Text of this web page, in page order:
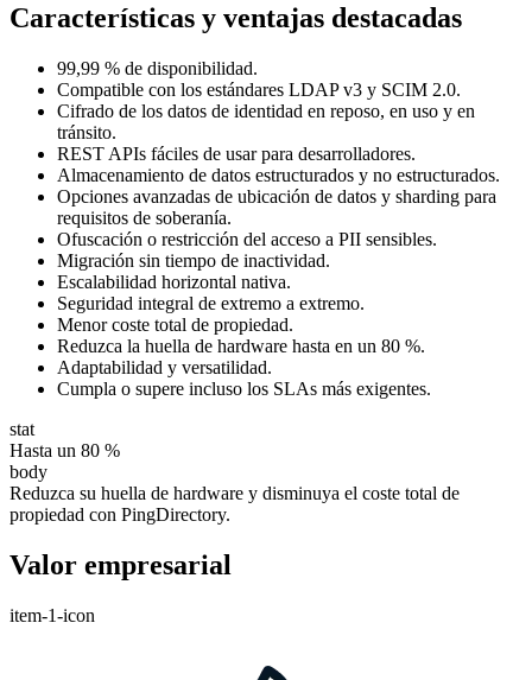
Características y ventajas destacadas
99,99 % de disponibilidad.
Compatible con los estándares LDAP v3 y SCIM 2.0.
Cifrado de los datos de identidad en reposo, en uso y en
tránsito.
REST APIs fáciles de usar para desarrolladores.
Almacenamiento de datos estructurados y no estructurados.
Opciones avanzadas de ubicación de datos y sharding para
requisitos de soberanía.
Ofuscación o restricción del acceso a PII sensibles.
Migración sin tiempo de inactividad.
Escalabilidad horizontal nativa.
Seguridad integral de extremo a extremo.
Menor coste total de propiedad.
Reduzca la huella de hardware hasta en un 80 %.
Adaptabilidad y versatilidad.
Cumpla o supere incluso los SLAs más exigentes.
stat
Hasta un 80 %
body
Reduzca su huella de hardware y disminuya el coste total de
propiedad con PingDirectory.
Valor empresarial
item-1-icon